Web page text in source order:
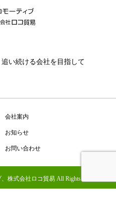
い続ける会社を目指して
会社案内
お知らせ
お問い合わせ
株式会社ロコ貿易 All Rights Reserved.
ール ブログ